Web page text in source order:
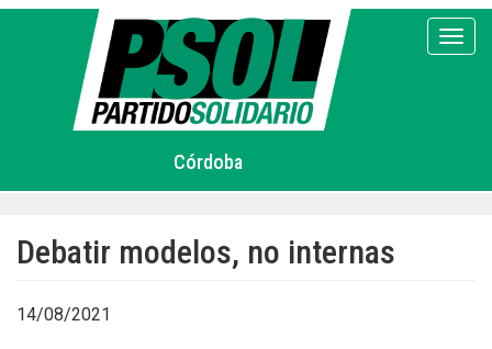
Pasar
Córdoba
Debatir modelos, no internas
14/08/2021